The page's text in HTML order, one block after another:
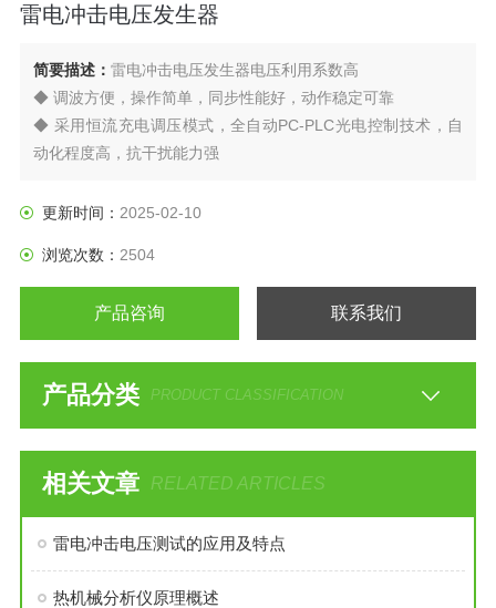
雷电冲击电压发生器
简要描述： 雷电冲击电压发生器电压利用系数高
◆ 调波方便，操作简单，同步性能好，动作稳定可靠
◆ 采用恒流充电调压模式，全自动PC-PLC光电控制技术，自
动化程度高，抗干扰能力强
更新时间： 2025-02-10
浏览次数： 2504
产品咨询 联系我们
产品分类 PRODUCT CLASSIFICATION
相关文章 RELATED ARTICLES
雷电冲击电压测试的应用及特点
热机械分析仪原理概述